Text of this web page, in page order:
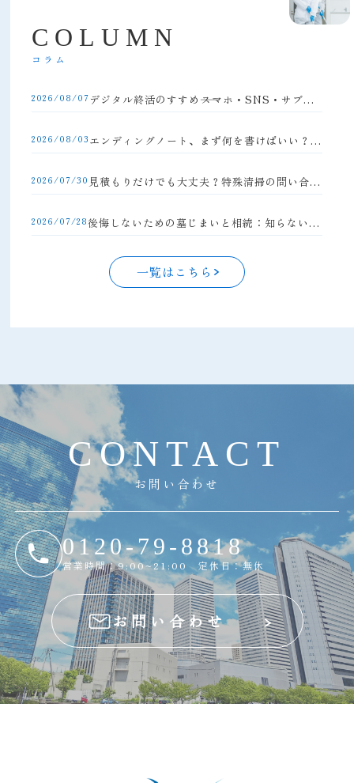
C O L U M N
コラム
2026/08/07 デジタル終活のすすめ――スマホ・SNS・サブスクの整理方法
2026/08/03 エンディングノート、まず何を書けばいい？初心者向け完全ガイド
2026/07/30 見積もりだけでも大丈夫？特殊清掃の問い合わせの流れと注意点
2026/07/28 後悔しないための墓じまいと相続：知らないと損する手続きの落とし穴
一覧はこちら
CONTA C T
お問い合わせ
0120-79-8818
営業時間：9:00~21:00 定休日：無休
お問い合わせ